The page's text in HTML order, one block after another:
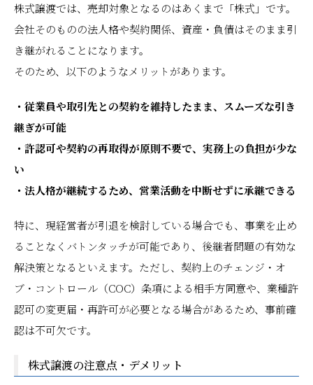
株式譲渡では、売却対象となるのはあくまで「株式」です。
会社そのものの法人格や契約関係、資産・負債はそのまま引
き継がれることになります。
そのため、以下のようなメリットがあります。
・従業員や取引先との契約を維持したまま、スムーズな引き
継ぎが可能
・許認可や契約の再取得が原則不要で、実務上の負担が少な
い
・法人格が継続するため、営業活動を中断せずに承継できる
特に、現経営者が引退を検討している場合でも、事業を止め
ることなくバトンタッチが可能であり、後継者問題の有効な
解決策となるといえます。ただし、契約上のチェンジ・オ
ブ・コントロール（COC）条項による相手方同意や、業種許
認可の変更届・再許可が必要となる場合があるため、事前確
認は不可欠です。
株式譲渡の注意点・デメリット